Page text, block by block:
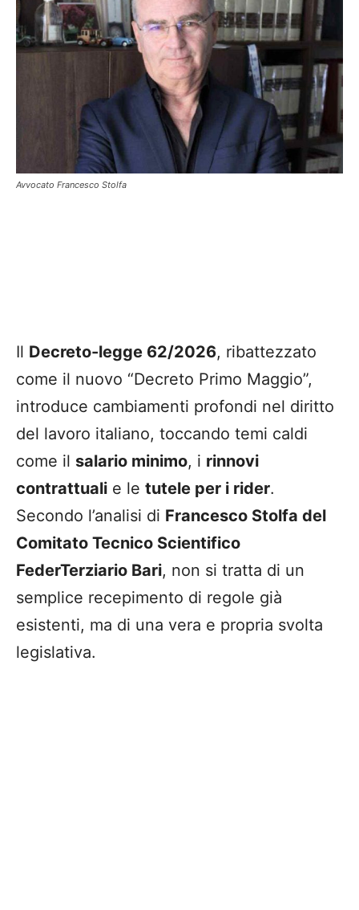
Avvocato Francesco Stolfa
Il Decreto-legge 62/2026, ribattezzato
come il nuovo “Decreto Primo Maggio”,
introduce cambiamenti profondi nel diritto
del lavoro italiano, toccando temi caldi
come il salario minimo, i rinnovi
contrattuali e le tutele per i rider.
Secondo l’analisi di Francesco Stolfa del
Comitato Tecnico Scientifico
FederTerziario Bari, non si tratta di un
semplice recepimento di regole già
esistenti, ma di una vera e propria svolta
legislativa.